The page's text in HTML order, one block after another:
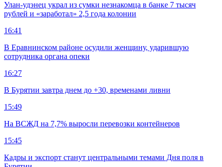
Улан-удэнец украл из сумки незнакомца в банке 7 тысяч
рублей и «заработал» 2,5 года колонии
16:41
В Еравнинском районе осудили женщину, ударившую
сотрудника органа опеки
16:27
В Бурятии завтра днем до +30, временами ливни
15:49
На ВСЖД на 7,7% выросли перевозки контейнеров
15:45
Кадры и экспорт станут центральными темами Дня поля в